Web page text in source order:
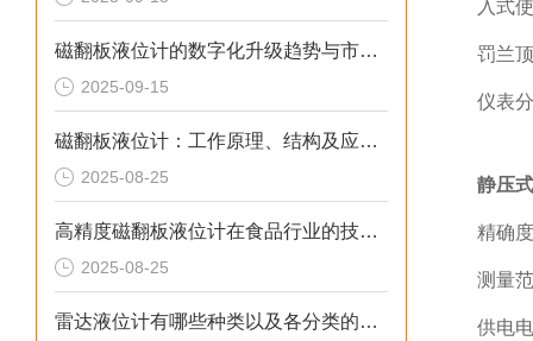
磁翻板液位计的数字化升级趋势与市场前景：技术解析与原理解析
2025-09-15
磁翻板液位计：工作原理、结构及应用全解析
2025-08-25
高精度磁翻板液位计在食品行业的技术解析与应用原理
2025-08-25
雷达液位计有哪些种类以及各分类的特点详解
入式
罚兰
仪表
静压
精确
测量
供电